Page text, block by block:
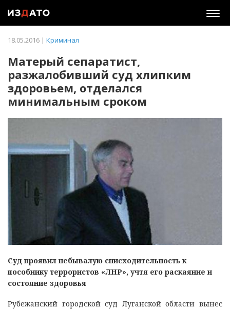
18.05.2016 | Криминал
Матерый сепаратист,
разжалобивший суд хлипким
здоровьем, отделался
минимальным сроком
Суд проявил небывалую снисходительность к
пособнику террористов «ЛНР», учтя его раскаяние и
состояние здоровья
Рубежанский городской суд Луганской области вынес